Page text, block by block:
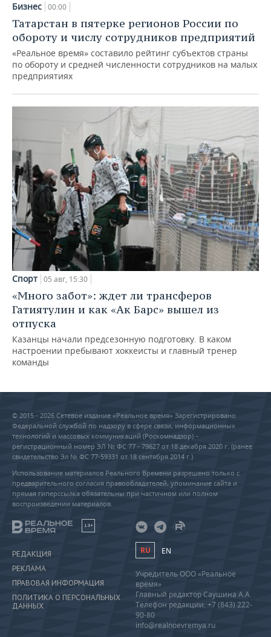
Бизнес 00:00
Татарстан в пятерке регионов России по
обороту и числу сотрудников предприятий
«Реальное время» составило рейтинг субъектов страны
по обороту и средней численности сотрудников на малых
предприятиях
Спорт 05 авг, 15:30
«Много забот»: ждет ли трансферов
Гатиятулин и как «Ак Барс» вышел из
отпуска
Казанцы начали предсезонную подготовку. В каком
настроении пребывают хоккеисты и главный тренер
команды
© 2015 - 2026 Сетевое издание «Реальное время» Зарегистрировано
Федеральной службой по надзору в сфере связи, информационных
технологий и массовых коммуникаций (Роскомнадзор) –
регистрационный номер ЭЛ № ФС 77 - 79627 от 18 декабря 2020 г. (ранее
свидетельство Эл № ФС 77-59331 от 18 сентября 2014 г.)
Использование материалов Реального Времени разрешено только с
предварительного согласия правообладателей, упоминание сайта и
прямая гиперссылка обязательны при частичном или полном
воспроизведении материалов.
18+
РЕДАКЦИЯ
РЕКЛАМА
ПРАВОВАЯ ИНФОРМАЦИЯ
ПОЛИТИКА О ПЕРСОНАЛЬНЫХ
ДАННЫХ
RU EN
Учредитель ООО «Реальное
время»
Главный редактор Саушина А.А.
Телефон редакции: +7 (843) 222-
90-80
info@realnoevremya.ru